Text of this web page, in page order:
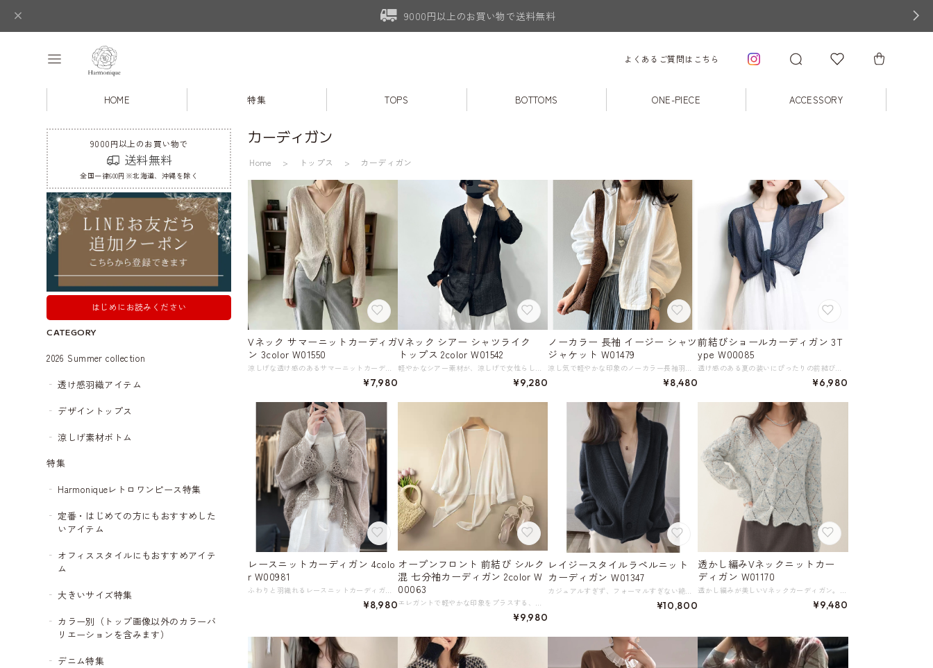
9000円以上のお買い物で送料無料
よくあるご質問はこちら
HOME 特集 TOPS BOTTOMS ONE-PIECE ACCESSORY
9000円以上のお買い物で
送料無料
全国一律600円※北海道、沖縄を除く
はじめにお読みください
CATEGORY
2026 Summer collection
透け感羽織アイテム
デザイントップス
涼しげ素材ボトム
特集
Harmoniqueレトロワンピース特集
定番・はじめての方にもおすすめした
いアイテム
オフィススタイルにもおすすめアイテ
ム
大きいサイズ特集
カラー別（トップ画像以外のカラーバ
リエーションを含みます）
デニム特集
カーディガン
Home トップス カーディガン
Vネック サマーニットカーディガ
ン 3color W01550
涼しげな透け感のあるサマーニットカーディガン。 広めのVネックデザインが顔周りをすっきりと見せ、女性らしい鎖骨ラインを演出します。 フロントのボタンを開けて羽織りとしても、閉めて上品トップスとしても着回せる万能アイテム。 テンセル、リネン混の軽やかな素材感と、程よい透け感が涼しげな印象を与えます。 日焼けを防止してくれる長めの袖はコーディネートに華やかさをプラスし、どんなスタイルにも合わせやすいのも魅力。 真夏の日差し対策や、冷房対策にもぴったりな一枚です。 《カラー》 ブラック ベージュ ダークグレー 《サイズ》 M : 胸囲102cm 裄丈76cm 着丈54cm 参考体重50～59㎏ L : 胸囲106cm 裄丈77cm 着丈55cm 参考体重60～67㎏ ※採寸方法により1～3cmの誤差がある場合がございます。 《素材》 ポリアクリロニトリル繊維(アクリル)53.9%、リヨセル37%、リネン9.1% ◇この商品は繊細な風合いを持つ素材を使用しています。 長くきれいにご着用いただくためのお手入れ方法はこちら → 「繊細な風合い、シワになりやすいお洋服の洗い方～洗濯機編」 https://shop.harmonique.net/blog/2026/05/21/163201 ◇人気のおすすめアイテムをもっと見る https://shop.harmonique.net/categories/5911182 ◇商品を購入する前にこちらの【ご購入前に必ずお読みください】をご確認の上お買い求めください。 https://shop.harmonique.net/blog/2024/06/25/010751 《注意事項》 *harmoniqueではお客様からのご注文を受け、お客様の商品を製作・取り寄せしております。 *基本的にお取り寄せ商品となるため、発送までに《1～3週間前後》お時間をいただいております。 *ご覧いただいているPCやスマートフォンの画面により実物と多少色合いが異なる場合がございます。 *イメージ違いやサイズ違い等、その他お客様都合によりますキャンセル・返品交換はご遠慮ください。 トップページはこちら https://shop.harmonique.net/
¥7,980
Vネック シアー シャツライク
トップス 2color W01542
軽やかなシアー素材が、涼しげで女性らしい雰囲気を醸し出すトップス。 カーディガンのすっきりしたVネックラインと、シャツの端正な雰囲気を兼ね備えた、いいところ取りの一枚です。 アクセサリー使いやインナーとの重ね着次第で、様々な表情を楽しめるのが魅力。 縦に流れるような細かな織り柄が、スタイリッシュな雰囲気を演出し、コーディネートに奥行きを与えます。 さらりとした肌触りは、暑い季節にも快適に着用でき、爽やかな着心地を提供します。 袖口はロールアップして着用するのもお洒落に決まります。 デニムやスラックスと合わせてきれいめに、スカートと合わせてフェミニンになど、着回し力も高く、オンオフ問わず活躍するアイテムです。 《カラー》 ブラック ホワイト 《サイズ》 M : 肩幅49cm 胸囲112cm 着丈73cm 袖丈57cm L : 肩幅50cm 胸囲116cm 着丈74cm 袖丈58cm XL : 肩幅51cm 胸囲120cm 着丈75cm 袖丈59cm ※採寸方法により1～3cmの誤差がある場合がございます。 《素材》 ポリエステル100％ ◇人気のおすすめアイテムをもっと見る https://shop.harmonique.net/categories/5911182 ◇商品を購入する前にこちらの【ご購入前に必ずお読みください】をご確認の上お買い求めください。 https://shop.harmonique.net/blog/2024/06/25/010751 《注意事項》 *harmoniqueではお客様からのご注文を受け、お客様の商品を製作・取り寄せしております。 *基本的にお取り寄せ商品となるため、発送までに《1～3週間前後》お時間をいただいております。 *ご覧いただいているPCやスマートフォンの画面により実物と多少色合いが異なる場合がございます。 *イメージ違いやサイズ違い等、その他お客様都合によりますキャンセル・返品交換はご遠慮ください。 トップページはこちら https://shop.harmonique.net/
¥9,280
ノーカラー 長袖 イージー シャツ
ジャケット W01479
涼し気で軽やかな印象のノーカラー長袖羽織り。 ゆったりとしたシルエットが、さらっと羽織るだけでこなれた雰囲気を演出します。 シンプルなデザインながらも、程よいボリューム感のあるシルエットが着こなしのアクセントに。 きれいめなトップスとの組み合わせはもちろん、カジュアルテイストのアイテムとも相性が良く、洗練された印象に仕上げてくれます。 デイリーユースからリラックスしたい休日まで、幅広いシーンで活躍する一着です。 《サイズ》 M : 胸囲124cm 着丈58cm 袖丈61cm 裾幅65cm L : 胸囲128cm 着丈59cm 袖丈62cm 裾幅67cm ※採寸方法により1～3cmの誤差がある場合がございます。 ※モデル 身長165cm 体重49kg Mサイズ着用 《素材》 綿、ラミー ◇人気のおすすめアイテムをもっと見る https://shop.harmonique.net/categories/5911182 ◇商品を購入する前にこちらの【ご購入前に必ずお読みください】をご確認の上お買い求めください。 https://shop.harmonique.net/blog/2024/06/25/010751 《注意事項》 *harmoniqueではお客様からのご注文を受け、お客様の商品を製作・取り寄せしております。 *基本的にお取り寄せ商品となるため、発送までに《1～3週間前後》お時間をいただいております。 *ご覧いただいているPCやスマートフォンの画面により実物と多少色合いが異なる場合がございます。 *イメージ違いやサイズ違い等、その他お客様都合によりますキャンセル・返品交換はご遠慮ください。 トップページはこちら https://shop.harmonique.net/
¥8,480
前結びショールカーディガン 3T
ype W00085
透け感のある夏の装いにぴったりの前結びショールカーディガン。 フロント部分を結んで着るデザインなので、おしゃれ感がアップして一気にコーディネートが洗練された雰囲気に。 シースルー素材で涼しく紫外線をガードしてくれます。 《カラー》 ホワイト／ピンク／ネイビー 《サイズ》 S : 肩幅35cm 胸囲80-84cm 着丈44cm M : 肩幅37cm 胸囲86-90cm 着丈44cm L : 肩幅39cm 胸囲92-94cm 着丈45cm XL : 肩幅40cm 胸囲96-98cm 着丈45cm 2XL : 肩幅42cm 胸囲100-102cm 着丈46cm 3XL : 肩幅44cm 胸囲106-108cm 着丈46cm 4XL : 肩幅46cm 胸囲110-115cm 着丈47cm ※採寸方法により多少の誤差がある場合がございます 《素材》 ビスコースファイバー 82.4%、ナイロン 17.6% ◇人気のおすすめアイテムをもっと見る https://shop.harmonique.net/categories/5911182 ◇商品を購入する前にこちらの【ご購入前に必ずお読みください】をご確認の上お買い求めください。 https://shop.harmonique.net/blog/2024/06/25/010751 《注意事項》 *harmoniqueではお客様からのご注文を受け、お客様の商品を製作・取り寄せております。 *基本的にお取り寄せ商品となるため、発送までに《1～3週間前後》お時間をいただいております。 *ご覧いただいているPCやスマートフォンの画面により実物と多少色合いが異なる場合がございます。 *イメージ違いやサイズ違い等、その他お客様都合によりますキャンセル・返品交換はご遠慮ください。 トップページはこちら https://shop.harmonique.net/
¥6,980
レースニットカーディガン 4colo
r W00981
ふわりと羽織れるレースニットカーディガン。 軽やかなレース袖で、普段使いはもちろん特別なシーンにも映える一枚。 カジュアルなコーディネートに合わせても、上品なアクセントとして引き立ててくれることでしょう。 これからの季節に大活躍間違いなしのアイテムです。 《カラー》 ブラウンベージュ／アイボリーベージュ／レッド／ブラック 《サイズ》 F：42cm×133cm 肩に掛けると、着丈73cm ※採寸方法により1～3cmの誤差がある場合がございます。 《素材》 ウール ◇人気のおすすめアイテムをもっと見る https://shop.harmonique.net/categories/5911182 ◇商品を購入する前にこちらの【ご購入前に必ずお読みください】をご確認の上お買い求めください。 https://shop.harmonique.net/blog/2024/06/25/010751 《注意事項》 *harmoniqueではお客様からのご注文を受け、お客様の商品を製作・取り寄せしております。 *基本的にお取り寄せ商品となるため、発送までに《1～3週間前後》お時間をいただいております。 *ご覧いただいているPCやスマートフォンの画面により実物と多少色合いが異なる場合がございます。 *イメージ違いやサイズ違い等、その他お客様都合によりますキャンセル・返品交換はご遠慮ください。 トップページはこちら https://shop.harmonique.net/
¥8,980
オープンフロント 前結び シルク
混 七分袖カーディガン 2color W
00063
エレガントで軽やかな印象をプラスする、オープンフロントのシルク混ショート丈カーディガン。 シルク混の爽やかな生地で、日除けやエアコン対策になど暖かい季節の必携アイテムです。 様々な形状のインナーに合わせやすいシンプルなデザインで、カジュアルな装いからちょっとしたお出かけまで、様々なシーンで活躍します。 フロントで軽く結ぶことでウエストにアクセントとメリハリが生まれ、スタイルアップと同時にこなれ感を演出できるアイテムです。 《カラー》 ホワイト／ブラック 《サイズ》 M : 肩幅36cm 胸囲92cm ウエスト72cm 袖丈37cm 着丈44cm L : 肩幅37cm 胸囲96cm ウエスト76cm 袖丈38cm 着丈45cm XL : 肩幅38cm 胸囲100cm ウエスト80cm 袖丈39cm 着丈46cm 2XL : 肩幅39cm 胸囲104cm ウエスト84cm 袖丈40cm 着丈47cm 《素材》 シルク、ナイロン 《シルクの正しい洗い方》 1. シルク生地を洗濯機で洗うと、繊維が変形しやすく「縮み」「糸の絡まり」「毛玉」が発生しやすくなります。 優しく手洗いし、脱水時は洗濯機に入れず、ネットに入れてください。そうすることで色落ちを防げます。 2. シルクを洗う際は中性洗剤を使用することをお勧めします。粉末洗剤やアルカリ性洗剤は使用しないでください。 水温は30度以下に抑え、色違いのものは分けて洗うことをお勧めします。シルクは色移りがしにくいためです。 3. シルク生地の洗濯後の乾燥も重要です。 洗濯後は風通しの良い日陰で直射日光を避け、しっかり形を整えて風通しの良い場所で乾かします。 汚れがひどい場合は、クリーニング店に出すことをお勧めします。 4. シルクは日光に弱いため、干す際は裏返しにして日陰に置き、乾いたら中温のアイロンでアイロンをかけると、衣類の光沢を保ち、耐久性を高め、色あせを防ぐことができます。 ◇人気のおすすめアイテムをもっと見る https://shop.harmonique.net/categories/5911182 ◇商品を購入する前にこちらの【ご購入前に必ずお読みください】をご確認の上お買い求めください。 https://shop.harmonique.net/blog/2024/06/25/010751 《注意事項》 *harmoniqueではお客様からのご注文を受け、お客様の商品を製作・取り寄せしております。 *基本的にお取り寄せ商品となるため、発送までに《1～3週間前後》お時間をいただいております。 *ご覧いただいているPCやスマートフォンの画面により実物と多少色合いが異なる場合がございます。 *イメージ違いやサイズ違い等、その他お客様都合によりますキャンセル・返品交換はご遠慮ください。 トップページはこちら https://shop.harmonique.net/
¥9,980
レイジースタイルラペルニット
カーディガン W01347
カジュアルすぎず、フォーマルすぎない絶妙なバランスが魅力のラペルニットカーディガン。 すっきりとしたシルエットで、体型をカバーしながらも優美で女性らしい印象を与えます。 シンプルなデザインと落ち着いたカラーは、どんなスタイルにも合わせやすく、着る人の個性を引き立てます。 《カラー》 ダークネイビー 《サイズ》 S : 肩幅45cm 胸囲90cm 着丈55cm 袖丈58cm M : 肩幅46cm 胸囲94cm 着丈57cm 袖丈59cm L : 肩幅47cm 胸囲98cm 着丈58cm 袖丈60cm XL : 肩幅48cm 胸囲102cm 着丈59cm 袖丈61cm ※採寸方法により1～3cmの誤差がある場合がございます。 《素材》 綿65％、ポリエステル35％ 【こちらの商品のボタンホールについて】 通常の生地はボタンホールの形を縫製してから、中央をカットして形成しますが、ニット生地の場合、先に穴を開けて手作業で縫製いたします。 こちらの商品のニット生地は伸縮性が高く、さらに前立てが二重のため、「穴が小さい」、「ステッチが見えない」と感じることがあります。 これらは仕様のため不良ではなく、ボタンの着脱には問題ございません。 ◇人気のおすすめアイテムをもっと見る https://shop.harmonique.net/categories/5911182 ◇商品を購入する前にこちらの【ご購入前に必ずお読みください】をご確認の上お買い求めください。 https://shop.harmonique.net/blog/2024/06/25/010751 《注意事項》 *harmoniqueではお客様からのご注文を受け、お客様の商品を製作・取り寄せしております。 *基本的にお取り寄せ商品となるため、発送までに《1～3週間前後》お時間をいただいております。 *ご覧いただいているPCやスマートフォンの画面により実物と多少色合いが異なる場合がございます。 *イメージ違いやサイズ違い等、その他お客様都合によりますキャンセル・返品交換はご遠慮ください。 トップページはこちら https://shop.harmonique.net/
¥10,800
透かし編みVネックニットカー
ディガン W01170
透かし編みが美しいVネックカーディガン。 ボタン留めで着脱もスムーズです。 カジュアルなスタイルにも、きれいめな装いにも合わせやすく、幅広いシーンで活躍する一枚です。 《カラー》 グレー／ピンクブラウン 《サイズ》 S : 肩幅50cm 胸囲102cm 袖丈58cm 着丈54cm M : 肩幅51cm 胸囲106cm 袖丈59cm 着丈55cm L : 肩幅52cm 胸囲110cm 袖丈60cm 着丈56cm ※採寸方法により1～3cmの誤差がある場合がございます。 ※モデル 身長168cm 体重45kg Sサイズ着用 《素材》 アクリル／ナイロン／ポリエステル／コットンウール ◇人気のおすすめアイテムをもっと見る https://shop.harmonique.net/categories/5911182 ◇商品を購入する前にこちらの【ご購入前に必ずお読みください】をご確認の上お買い求めください。 https://shop.harmonique.net/blog/2024/06/25/010751 《注意事項》 *harmoniqueではお客様からのご注文を受け、お客様の商品を製作・取り寄せしております。 *基本的にお取り寄せ商品となるため、発送までに《1～3週間前後》お時間をいただいております。 *ご覧いただいているPCやスマートフォンの画面により実物と多少色合いが異なる場合がございます。 *イメージ違いやサイズ違い等、その他お客様都合によりますキャンセル・返品交換はご遠慮ください。 トップページはこちら https://shop.harmonique.net/
¥9,480